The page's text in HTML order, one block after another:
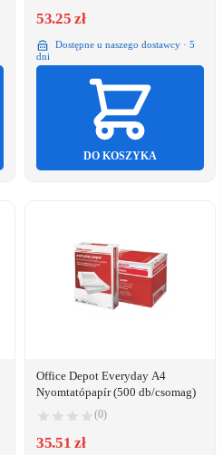
53.25 zł
Dostępne u naszego dostawcy · 5
dni
DO KOSZYKA
Office Depot Everyday A4
Nyomtatópapír (500 db/csomag)
(0)
35.51 zł